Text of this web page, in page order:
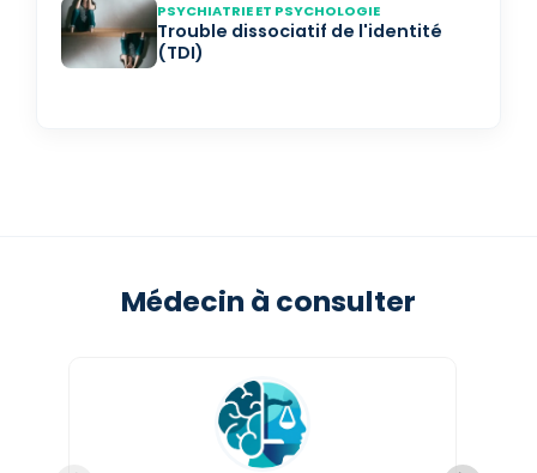
PSYCHIATRIE ET PSYCHOLOGIE
Trouble dissociatif de l'identité
(TDI)
Médecin à consulter